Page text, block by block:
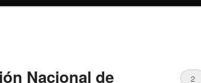
Nacional de
2